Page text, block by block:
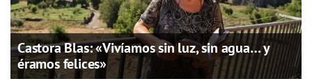
Castora Blas: «Vivíamos sin luz, sin agua… y
éramos felices»